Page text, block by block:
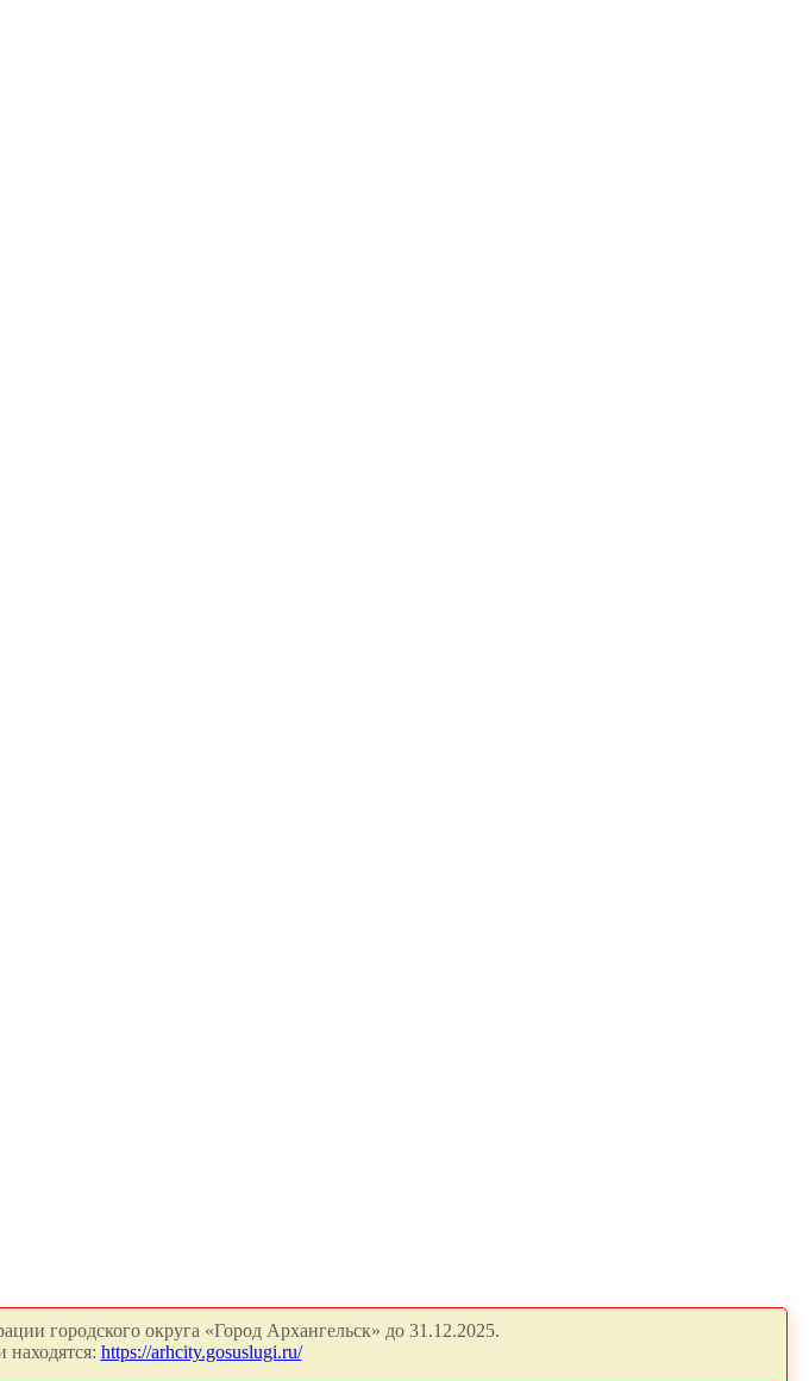
городского округа «Город Архангельск» до 31.12.2025.
https://arhcity.gosuslugi.ru/